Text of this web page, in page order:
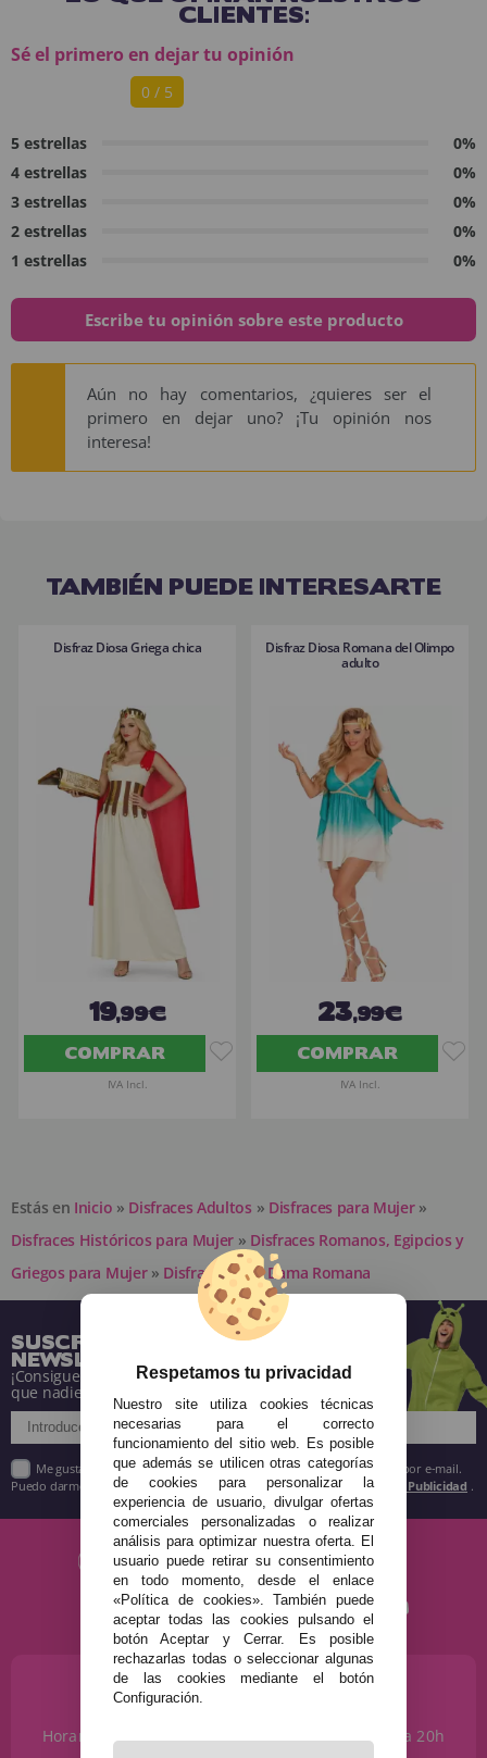
CLIENTES:
Sé el primero en dejar tu opinión
0 / 5
5 estrellas
0%
4 estrellas
0%
3 estrellas
0%
2 estrellas
0%
1 estrellas
0%
Escribe tu opinión sobre este producto
Aún no hay comentarios, ¿quieres ser el
primero en dejar uno? ¡Tu opinión nos
interesa!
TAMBIÉN PUEDE INTERESARTE
Disfraz Diosa Griega chica
19,99€
COMPRAR
IVA Incl.
Disfraz Diosa Romana del Olimpo
adulto
23,99€
COMPRAR
IVA Incl.
Estás en Inicio » Disfraces Adultos » Disfraces para Mujer »
Disfraces Históricos para Mujer » Disfraces Romanos, Egipcios y
Griegos para Mujer » Disfraz adulto Dama Romana
SUSCRÍBETE A NUESTRA
NEWSLETTER
¡Consigue descuentos y entérate de todo antes
que nadie!
Me gustaría recibir descuentos exclusivos, novedades y tendencias por e-mail.
Puedo darme de baja cuando quiera según lo recogido en la Política de Publicidad .
¿NECESITAS AYUDA?
Horario de Lunes a Sábados de 10 a 14h y de 17 a 20h
Respetamos tu privacidad
Nuestro site utiliza cookies técnicas
necesarias para el correcto
funcionamiento del sitio web. Es posible
que además se utilicen otras categorías
de cookies para personalizar la
experiencia de usuario, divulgar ofertas
comerciales personalizadas o realizar
análisis para optimizar nuestra oferta. El
usuario puede retirar su consentimiento
en todo momento, desde el enlace
«Política de cookies». También puede
aceptar todas las cookies pulsando el
botón Aceptar y Cerrar. Es posible
rechazarlas todas o seleccionar algunas
de las cookies mediante el botón
Configuración.